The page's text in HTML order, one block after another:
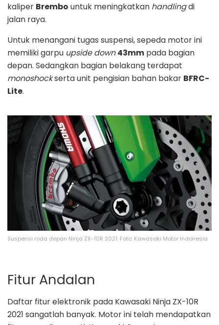
kaliper Brembo untuk meningkatkan handlingdi
jalan raya.
Untuk menangani tugas suspensi, sepeda motor ini
memiliki garpu upside down 43mm pada bagian
depan. Sedangkan bagian belakang terdapat
monoshockserta unit pengisian bahan bakar BFRC-
Lite.
Suspensi roda depan Ninja ZX-10R 2021. Foto: Kawasaki Motor Indonesia
Fitur Andalan
Daftar fitur elektronik pada Kawasaki Ninja ZX-10R
2021 sangatlah banyak. Motor ini telah mendapatkan